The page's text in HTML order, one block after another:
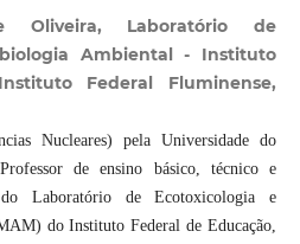
Oliveira, Laboratório de
Ambiental - Instituto
Federal Fluminense,
Nucleares) pela Universidade do
de ensino básico, técnico e
Laboratório de Ecotoxicologia e
do Instituto Federal de Educação,